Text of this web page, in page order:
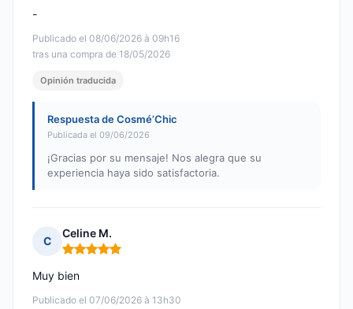
Publicado el 08/06/2026 à 09h16
tras una compra de 18/05/2026
-
Opinión traducida
Respuesta de Cosmé’Chic
Publicada el 09/06/2026
¡Gracias por su mensaje! Nos alegra que su
experiencia haya sido satisfactoria.
C
Celine M.
Nota: 5 de 5
Publicado el 07/06/2026 à 13h30
Muy bien